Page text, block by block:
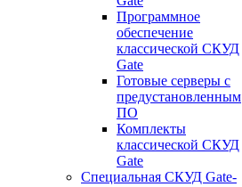
Программное
обеспечение
классической СКУД
Gate
Готовые серверы с
предустановленным
ПО
Комплекты
классической СКУД
Gate
Специальная СКУД Gate-